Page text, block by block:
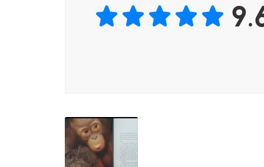
포드와, 저자와 함께 오랜 기간 함께한 야생 동
여기 하나하나가, 쌍과 쌍이, 무리와 무리가 모
보라. 각양각색의 생명체를 만나 보라. 이것은 우
―더글러스 채드윅의 서문 「우리, 지구 생물들」
- 이정모 (서울 시립 과학관 관장)